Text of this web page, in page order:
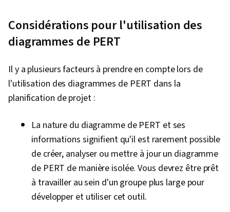
Considérations pour l'utilisation des
diagrammes de PERT
Il y a plusieurs facteurs à prendre en compte lors de
l'utilisation des diagrammes de PERT dans la
planification de projet :
La nature du diagramme de PERT et ses
informations signifient qu'il est rarement possible
de créer, analyser ou mettre à jour un diagramme
de PERT de manière isolée. Vous devrez être prêt
à travailler au sein d'un groupe plus large pour
développer et utiliser cet outil.